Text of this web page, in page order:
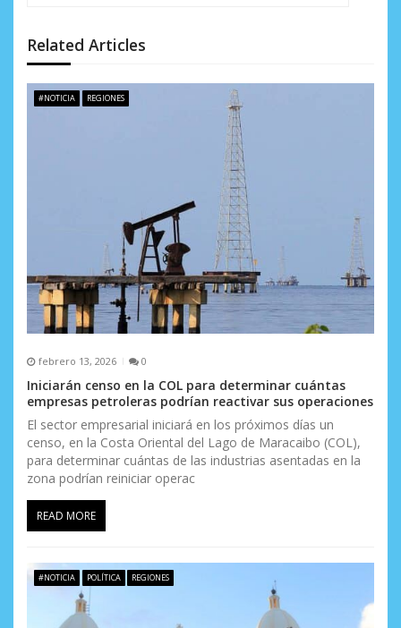
ó
n
d
a
d
a
s
Related Articles
#NOTICIA REGIONES
febrero 13, 2026 0
Iniciarán censo en la COL para determinar cuántas
empresas petroleras podrían reactivar sus operaciones
El sector empresarial iniciará en los próximos días un
censo, en la Costa Oriental del Lago de Maracaibo (COL),
para determinar cuántas de las industrias asentadas en la
zona podrían reiniciar operac
READ MORE
#NOTICIA POLÍTICA REGIONES